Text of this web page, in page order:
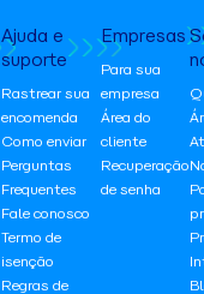
Ajuda e
suporte
Rastrear sua
encomenda
Como enviar
Perguntas
Frequentes
Fale conosco
Termo de
isenção
Regras de
Empresas
Para sua
empresa
Área do
cliente
Recuperação
de senha